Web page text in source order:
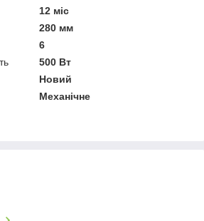
12 міс
280 мм
6
500 Вт
Новий
Механічне